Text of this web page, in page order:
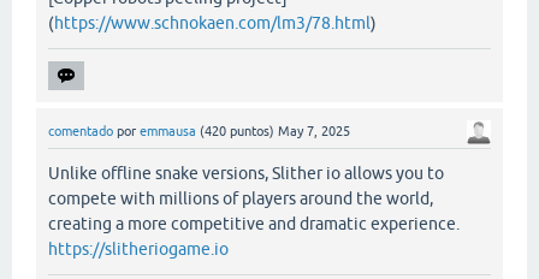
(https://www.schnokaen.com/lm3/78.html)
comentado por emmausa (420 puntos) May 7, 2025
Unlike offline snake versions, Slither io allows you to
compete with millions of players around the world,
creating a more competitive and dramatic experience.
https://slitheriogame.io